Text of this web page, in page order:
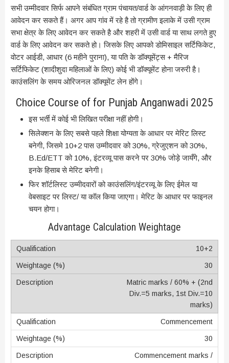
सभी उम्मीदवार सिर्फ आपने संबंधित ग्राम पंचायत/वार्ड के आंगनवाड़ी के लिए ही
आवेदन कर सकते हैं। अगर आप गांव में रहे है तो ग्रामीण इलाके में उसी ग्राम
सभा क्षेत्र के लिए आवेदन कर सकते है और शहरी में उसी वार्ड या साथ लगते हुए
वार्ड के लिए आवेदन कर सकते हो। जिसके लिए आपको डोमिसाइल सर्टिफिकेट,
वोटर आईडी, आधार (6 महीने पुराना), या पति के डॉक्यूमेंट्स + मैरिज
सर्टिफिकेट (शादीशुदा महिलाओं के लिए) कोई भी डॉक्यूमेंट होना जरुरी है।
काउंसलिंग के समय ओरिजनल डॉक्यूमेंट लेन होंगे।
Choice Course of for Punjab Anganwadi 2025
इस भर्ती में कोई भी लिखित परीक्षा नहीं होगी।
सिलेक्शन के लिए सबसे पहले शिक्षा योग्यता के आधार पर मेरिट लिस्ट
बनेगी, जिसमे 10+2 पास उम्मीदवार को 30%, ग्रेजुएशन को 30%,
B.Ed/ETT को 10%, इंटरव्यू पास करने पर 30% जोड़े जायँगे, और
इनके हिसाब से मेरिट बनेगी।
फिर शॉर्टलिस्ट उम्मीदवारों को काउंसलिंग/इंटरव्यू के लिए ईमेल या
वेबसाइट पर लिस्ट/ या कॉल किया जाएगा। मेरिट के आधार पर फाइनल
चयन होगा।
Advantage Calculation Weightage
10+2
30
Matric marks / 60% + (2nd
Div.=5 marks, 1st Div.=10
marks)
Commencement
30
Commencement marks /